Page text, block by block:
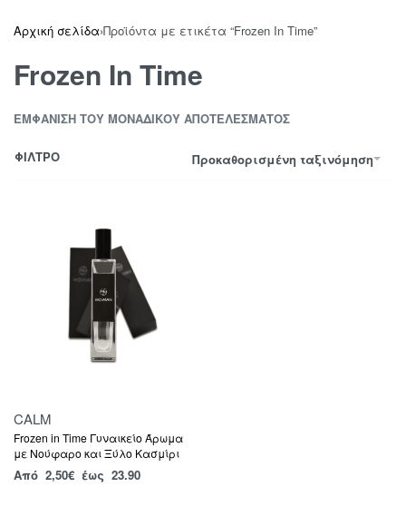
Αρχική σελίδα›Προϊόντα με ετικέτα “Frozen In Time”
Frozen In Time
ΕΜΦΆΝΙΣΗ ΤΟΥ ΜΟΝΑΔΙΚΟΎ ΑΠΟΤΕΛΈΣΜΑΤΟΣ
Προκαθορισμένη ταξινόμηση
ΦΙΛΤΡΟ
CALM
Frozen in Time Γυναικείο Άρωμα
με Νούφαρο και Ξύλο Κασμίρι
Από 2,50€ έως 23.90